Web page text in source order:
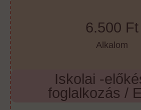
6.500 Ft
Alkalom
Iskolai -
foglalkozás /